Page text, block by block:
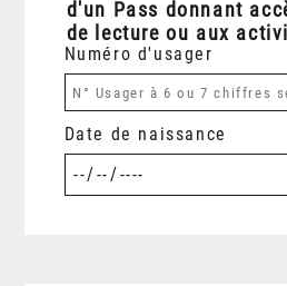
d'un Pass donnant
de lecture ou aux
Numéro d'usager
Date de naissance